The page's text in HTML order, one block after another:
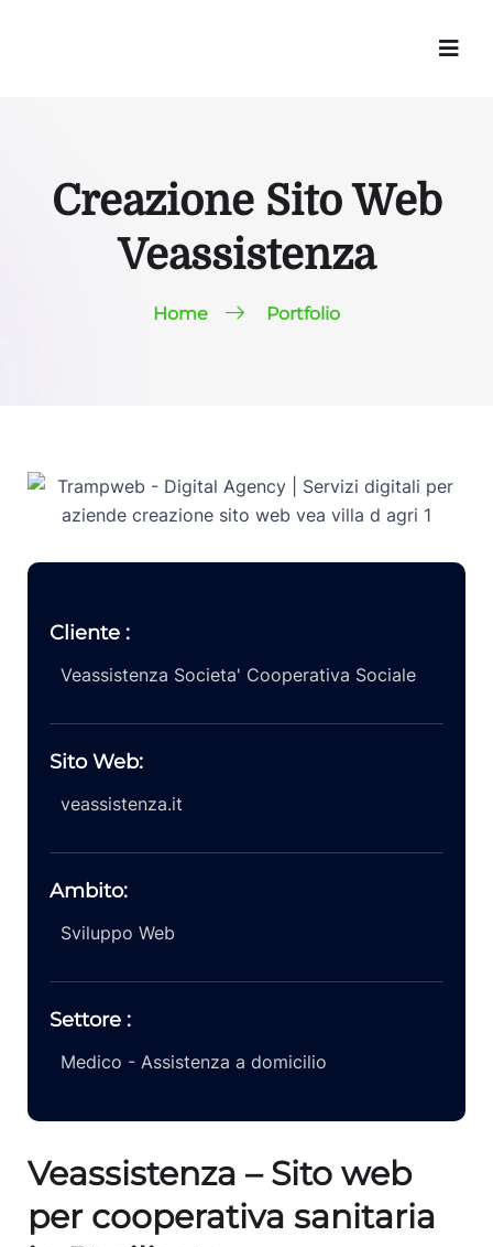
Creazione Sito Web
Veassistenza
Home Portfolio
Cliente :
Veassistenza Societa' Cooperativa Sociale
Sito Web:
veassistenza.it
Ambito:
Sviluppo Web
Settore :
Medico - Assistenza a domicilio
Veassistenza – Sito web
per cooperativa sanitaria